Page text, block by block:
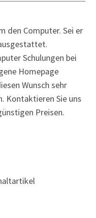
den Computer. Sei er
Schulungen bei
Homepage
Wunsch sehr
Kontaktieren Sie uns
Preisen.